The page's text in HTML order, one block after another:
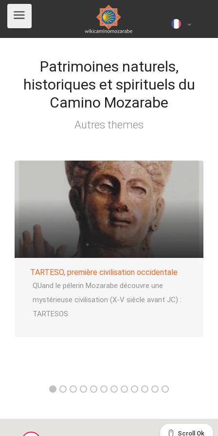
Patrimoines naturels,
historiques et spirituels du
Camino Mozarabe
Autres themes
TARTESO, première civilisation occidentale
QUand le pélerin Mozarabe découvre une
mystérieuse civilisation (X-V siècle avant JC) :
TARTESOS
Scroll Ok